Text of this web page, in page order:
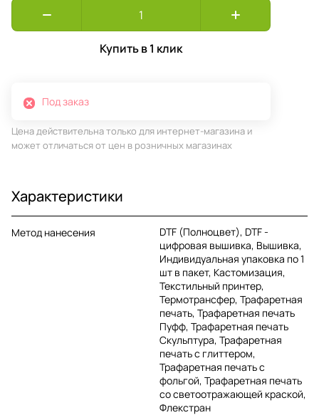
Купить в 1 клик
Под заказ
Цена действительна только для интернет-магазина и
может отличаться от цен в розничных магазинах
Характеристики
Метод нанесения
DTF (Полноцвет), DTF -
цифровая вышивка, Вышивка,
Индивидуальная упаковка по 1
шт в пакет, Кастомизация,
Текстильный принтер,
Термотрансфер, Трафаретная
печать, Трафаретная печать
Пуфф, Трафаретная печать
Скульптура, Трафаретная
печать с глиттером,
Трафаретная печать с
фольгой, Трафаретная печать
со светоотражающей краской,
Флекстран